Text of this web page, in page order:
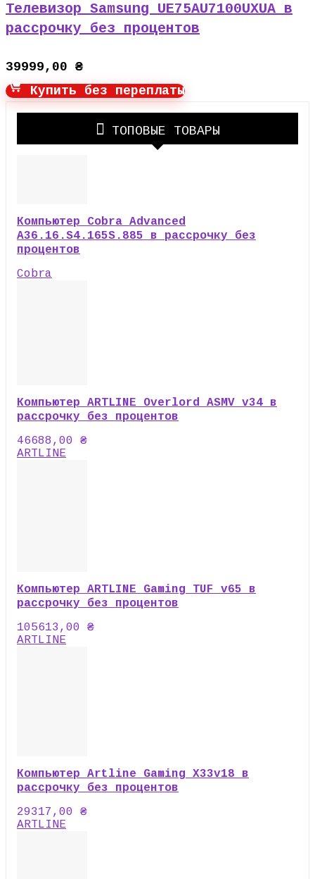
Телевизор Samsung UE75AU7100UXUA в
рассрочку без процентов
39999,00 ₴
Купить без переплаты
ТОПОВЫЕ ТОВАРЫ
Компьютер Cobra Advanced
A36.16.S4.165S.885 в рассрочку без
процентов
Cobra
Компьютер ARTLINE Overlord ASMV v34 в
рассрочку без процентов
46688,00 ₴
ARTLINE
Компьютер ARTLINE Gaming TUF v65 в
рассрочку без процентов
105613,00 ₴
ARTLINE
Компьютер Artline Gaming X33v18 в
рассрочку без процентов
29317,00 ₴
ARTLINE